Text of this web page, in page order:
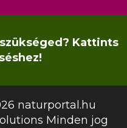
Kattints
naturportal.hu
Minden jog